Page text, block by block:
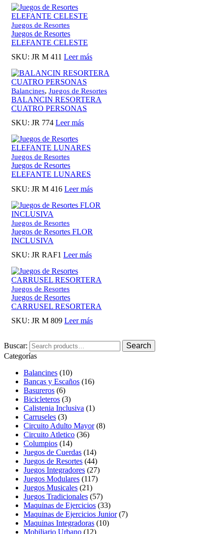
Juegos de Resortes
Juegos de Resortes
ELEFANTE CELESTE
SKU: JR M 411 Leer más
Balancines, Juegos de Resortes
BALANCIN RESORTERA
CUATRO PERSONAS
SKU: JR 774 Leer más
Juegos de Resortes
Juegos de Resortes
ELEFANTE LUNARES
SKU: JR M 416 Leer más
Juegos de Resortes
Juegos de Resortes FLOR
INCLUSIVA
SKU: JR RAF1 Leer más
Juegos de Resortes
Juegos de Resortes
CARRUSEL RESORTERA
SKU: JR M 809 Leer más
Buscar:
Search
Categorías
Balancines (10)
Bancas y Escaños (16)
Basureros (6)
Bicicleteros (3)
Calistenia Inclusiva (1)
Carruseles (3)
Circuito Adulto Mayor (8)
Circuito Atletico (36)
Columpios (14)
Juegos de Cuerdas (14)
Juegos de Resortes (44)
Juegos Integradores (27)
Juegos Modulares (117)
Juegos Musicales (21)
Juegos Tradicionales (57)
Maquinas de Ejercicios (33)
Maquinas de Ejercicios Junior (7)
Maquinas Integradoras (10)
Mobiliario Urbano (12)